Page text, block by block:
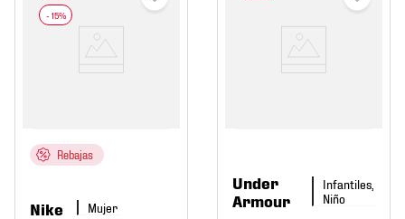
Rebajas
Nike Mujer
Under
Armour
Infantiles,
Niño